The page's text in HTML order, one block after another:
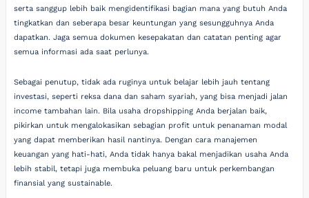
serta sanggup lebih baik mengidentifikasi bagian mana yang butuh Anda
tingkatkan dan seberapa besar keuntungan yang sesungguhnya Anda
dapatkan. Jaga semua dokumen kesepakatan dan catatan penting agar
semua informasi ada saat perlunya.
Sebagai penutup, tidak ada ruginya untuk belajar lebih jauh tentang
investasi, seperti reksa dana dan saham syariah, yang bisa menjadi jalan
income tambahan lain. Bila usaha dropshipping Anda berjalan baik,
pikirkan untuk mengalokasikan sebagian profit untuk penanaman modal
yang dapat memberikan hasil nantinya. Dengan cara manajemen
keuangan yang hati-hati, Anda tidak hanya bakal menjadikan usaha Anda
lebih stabil, tetapi juga membuka peluang baru untuk perkembangan
finansial yang sustainable.